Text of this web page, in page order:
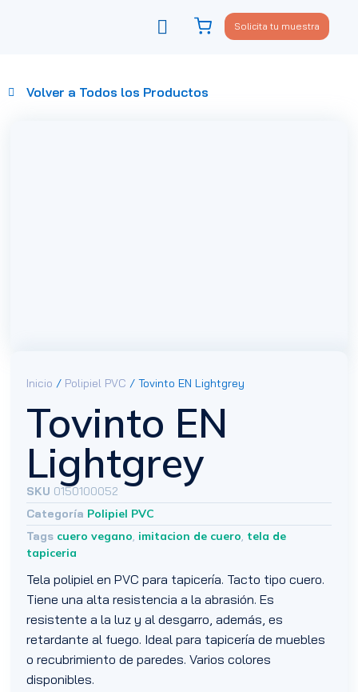
Solicita tu muestra
Volver a Todos los Productos
Inicio / Polipiel PVC / Tovinto EN Lightgrey
Tovinto EN
Lightgrey
SKU 0150100052
Categoría Polipiel PVC
Tags cuero vegano, imitacion de cuero, tela de
tapiceria
Tela polipiel en PVC para tapicería. Tacto tipo cuero.
Tiene una alta resistencia a la abrasión. Es
resistente a la luz y al desgarro, además, es
retardante al fuego. Ideal para tapicería de muebles
o recubrimiento de paredes. Varios colores
disponibles.